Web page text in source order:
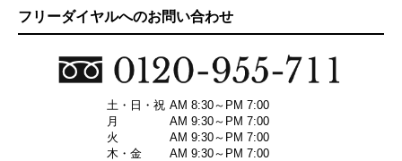
フリーダイヤルへのお問い合わせ
土・日・祝 AM 8:30～PM 7:00
月
AM 9:30～PM 7:00
火
AM 9:30～PM 7:00
木・金
AM 9:30～PM 7:00